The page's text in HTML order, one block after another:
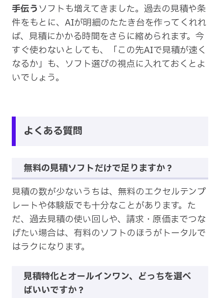
手伝うソフトも増えてきました。過去の見積や条
件をもとに、AIが明細のたたき台を作ってくれれ
ば、見積にかかる時間をさらに縮められます。今
すぐ使わないとしても、「この先AIで見積が速く
なるか」も、ソフト選びの視点に入れておくとよ
いでしょう。
よくある質問
無料の見積ソフトだけで足りますか？
見積の数が少ないうちは、無料のエクセルテンプ
レートや体験版でも十分なことがあります。た
だ、過去見積の使い回しや、請求・原価までつな
げたい場合は、有料のソフトのほうがトータルで
はラクになります。
見積特化とオールインワン、どっちを選べ
ばいいですか？